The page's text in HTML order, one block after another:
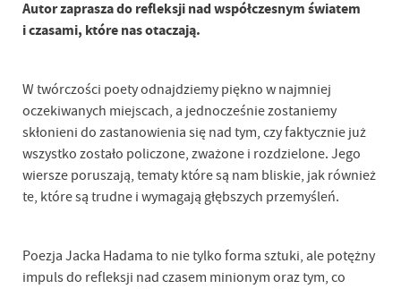
Autor zaprasza do refleksji nad współczesnym światem
i czasami, które nas otaczają.
W twórczości poety odnajdziemy piękno w najmniej
oczekiwanych miejscach, a jednocześnie zostaniemy
skłonieni do zastanowienia się nad tym, czy faktycznie już
wszystko zostało policzone, zważone i rozdzielone. Jego
wiersze poruszają, tematy które są nam bliskie, jak również
te, które są trudne i wymagają głębszych przemyśleń.
Poezja Jacka Hadama to nie tylko forma sztuki, ale potężny
impuls do refleksji nad czasem minionym oraz tym, co